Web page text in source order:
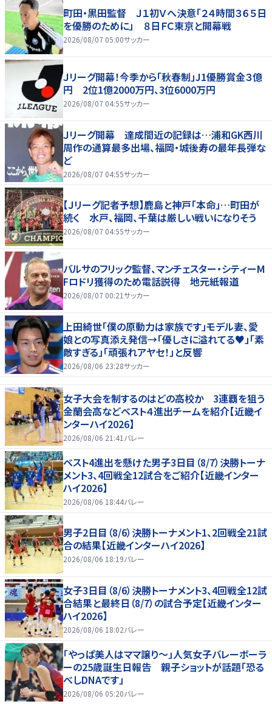
町田・黒田監督 Ｊ１初Ｖへ決意「２４時間３６５日
を優勝のために」 ８日ＦＣ東京と開幕戦
2026/08/07 05:00サッカー
Ｊリーグ開幕！今季から「秋春制」J1優勝賞金３億
円 2位1億2000万円、3位6000万円
2026/08/07 04:55サッカー
Ｊリーグ開幕 達成間近の記録は…浦和GK西川
周作の通算最多出場、福岡・城後寿の最年長弾な
ど
2026/08/07 04:55サッカー
【Ｊリーグ記者予想】鹿島と神戸「本命」…町田が
続く 水戸、福岡、千葉は厳しい戦いになりそう
2026/08/07 04:55サッカー
バルサのフリック監督、マンチェスター・シティーM
Fロドリ獲得のため電話説得 地元紙報道
2026/08/07 00:21サッカー
上田綺世「僕の原動力は家族です」モデル妻、愛
娘との写真添え発信→「優しさに溢れてる♥」「素
敵すぎる」「頑張れアヤセ！」と反響
2026/08/06 23:28サッカー
女子大会を制するのはどの高校か 3連覇を狙う
金蘭会高などベスト４進出チームを紹介【近畿イ
ンターハイ2026】
2026/08/06 21:41 バレー
ベスト4進出を懸けた男子3日目（8/7）決勝トーナ
メント3、4回戦全12試合をご紹介【近畿インター
ハイ2026】
2026/08/06 18:44バレー
男子2日目（8/6）決勝トーナメント1、2回戦全21試
合の結果【近畿インターハイ2026】
2026/08/06 18:19バレー
女子3日目（8/6）決勝トーナメント3、4回戦全12試
合結果と最終日（8/7）の試合予定【近畿インター
ハイ2026】
2026/08/06 18:02バレー
「やっぱ美人はママ譲り～」人気女子バレーボーラ
ーの25歳誕生日報告 親子ショットが話題「恐る
べしDNAです」
2026/08/06 05:20バレー